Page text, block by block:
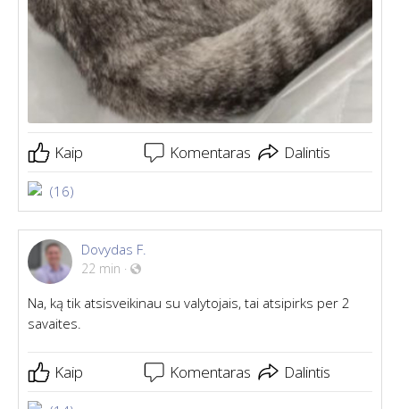
Kaip Komentaras Dalintis
(16)
Dovydas F.
22 min ·
Na, ką tik atsisveikinau su valytojais, tai atsipirks per 2
savaites.
Kaip Komentaras Dalintis